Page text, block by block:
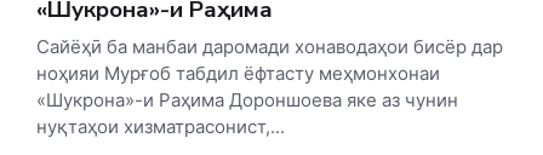
«Шукрона»-и Раҳима
Сайёҳӣ ба манбаи даромади хонаводаҳои бисёр дар
ноҳияи Мурғоб табдил ёфтасту меҳмонхонаи
«Шукрона»-и Раҳима Дороншоева яке аз чунин
нуқтаҳои хизматрасонист,...